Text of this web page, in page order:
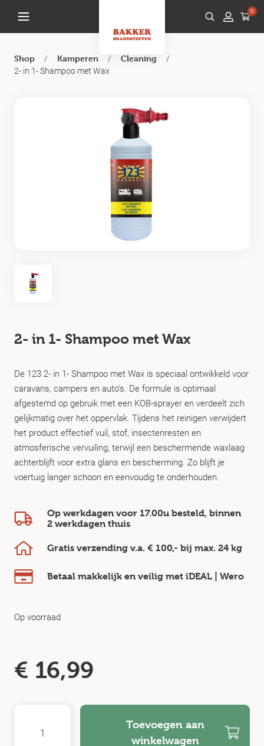
0
Shop / Kamperen / Cleaning
/
2- in 1- Shampoo met Wax
2- in 1- Shampoo met Wax
De 123 2- in 1- Shampoo met Wax is speciaal ontwikkeld voor
caravans, campers en auto’s. De formule is optimaal
afgestemd op gebruik met een KOB-sprayer en verdeelt zich
gelijkmatig over het oppervlak. Tijdens het reinigen verwijdert
het product effectief vuil, stof, insectenresten en
atmosferische vervuiling, terwijl een beschermende waxlaag
achterblijft voor extra glans en bescherming. Zo blijft je
voertuig langer schoon en eenvoudig te onderhouden.
Op werkdagen voor 17.00u besteld, binnen
2 werkdagen thuis
Gratis verzending v.a. € 100,- bij max. 24 kg
Betaal makkelijk en veilig met iDEAL | Wero
Op voorraad
€ 16,99
Toevoegen aan
winkelwagen